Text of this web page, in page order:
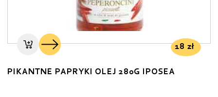
18 zł
PIKANTNE PAPRYKI OLEJ 280G IPOSEA